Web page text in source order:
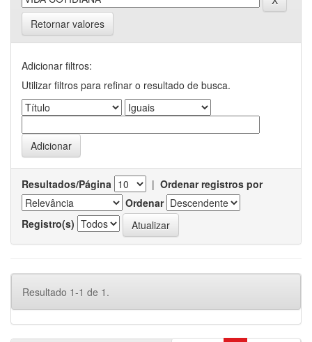
Retornar valores
Adicionar filtros:
Utilizar filtros para refinar o resultado de busca.
Resultados/Página | Ordenar registros por
Ordenar
Registro(s)
Resultado 1-1 de 1.